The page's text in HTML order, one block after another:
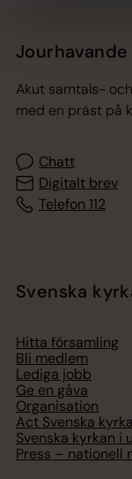
Akut samtals-
med en präst på
Chatt
Digitalt brev
Telefon 112
Svenska
Hitta församling
Bli medlem
Lediga jobb
Ge en gåva
Organisation
Act Svenska
Svenska kyrkan i
Press – nationell